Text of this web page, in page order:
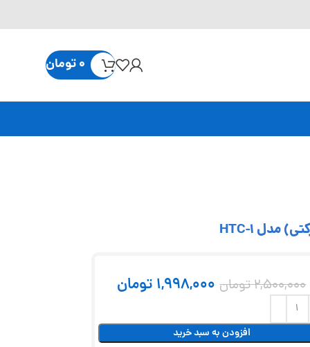
0تومان
2,500,000تومان 1,998,000 تومان
افزودن به سبد خرید